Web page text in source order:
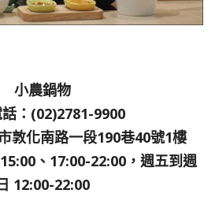
小農鍋物
：(02)2781-9900
敦化南路一段190巷40號1樓
、17:00-22:00，週五到週
12:00-22:00